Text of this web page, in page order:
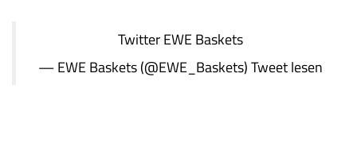
TwitterEWE Baskets
— EWE Baskets (@EWE_Baskets)Tweet lesen